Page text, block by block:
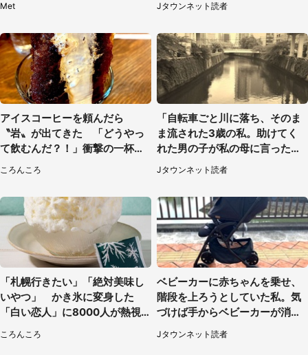
Met Jタウンネット読者
アイスコーヒーを頼んだら
〝岩〟が出てきた 「どうやっ
て飲むんだ？！」衝撃の一杯が
話題
ころんころ
「自転車ごと川に落ち、そのま
ま流された3歳の私。助けてく
れた男の子が私の母に言ったの
は...」（千葉県・20代女性）
Jタウンネット読者
「札幌行きたい」「絶対美味し
いやつ」 かき氷に変身した
「白い恋人」に8000人が熱視
ころんころ
ベビーカーに赤ちゃんを乗せ、
階段を上ろうとしていた私。気
づけば手からベビーカーが消え
ていて（神奈川県・60代女性）
Jタウンネット読者